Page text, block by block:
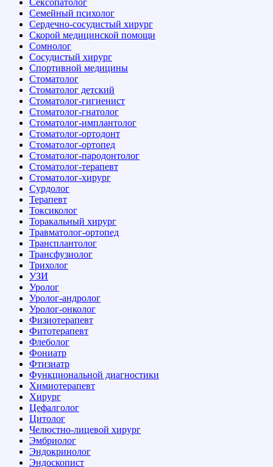
Сексопатолог
Семейный психолог
Сердечно-сосудистый хирург
Скорой медицинской помощи
Сомнолог
Сосудистый хирург
Спортивной медицины
Стоматолог
Стоматолог детский
Стоматолог-гигиенист
Стоматолог-гнатолог
Стоматолог-имплантолог
Стоматолог-ортодонт
Стоматолог-ортопед
Стоматолог-пародонтолог
Стоматолог-терапевт
Стоматолог-хирург
Сурдолог
Терапевт
Токсиколог
Торакальный хирург
Травматолог-ортопед
Трансплантолог
Трансфузиолог
Трихолог
УЗИ
Уролог
Уролог-андролог
Уролог-онколог
Физиотерапевт
Фитотерапевт
Флеболог
Фониатр
Фтизиатр
Функциональной диагностики
Химиотерапевт
Хирург
Цефалголог
Цитолог
Челюстно-лицевой хирург
Эмбриолог
Эндокринолог
Эндоскопист